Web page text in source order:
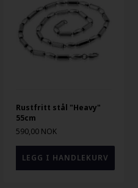
Rustfritt stål "Heavy"
55cm
590,00 NOK